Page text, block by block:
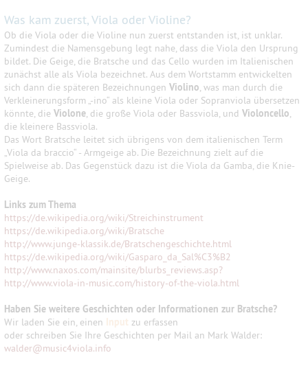
Was kam zuerst, Viola oder Violine?
Ob die Viola oder die Violine nun zuerst entstanden ist, ist unklar.
Zumindest die Namensgebung legt nahe, dass die Viola den Ursprung
bildet. Die Geige, die Bratsche und das Cello wurden im Italienischen
zunächst alle als Viola bezeichnet. Aus dem Wortstamm entwickelten
sich dann die späteren BezeichnungenViolino, was man durch die
Verkleinerungsform „-ino“ als kleine Viola oder Sopranviola übersetzen
könnte, dieViolone, die große Viola oder Bassviola, undVioloncello,
die kleinere Bassviola.
Das Wort Bratsche leitet sich übrigens von dem italienischen Term
„Viola da braccio“ - Armgeige ab. Die Bezeichnung zielt auf die
Spielweise ab. Das Gegenstück dazu ist die Viola da Gamba, die Knie-
Geige.
Links zum Thema
https://de.wikipedia.org/wiki/Streichinstrument
https://de.wikipedia.org/wiki/Bratsche
http://www.junge-klassik.de/Bratschengeschichte.html
https://de.wikipedia.org/wiki/Gasparo_da_Sal%C3%B2
http://www.naxos.com/mainsite/blurbs_reviews.asp?
http://www.viola-in-music.com/history-of-the-viola.html
Haben Sie weitere Geschichten oder Informationen zur Bratsche?
Wir laden Sie ein, einen Input zu erfassen
oder schreiben Sie Ihre Geschichten per Mail an Mark Walder:
walder@music4viola.info